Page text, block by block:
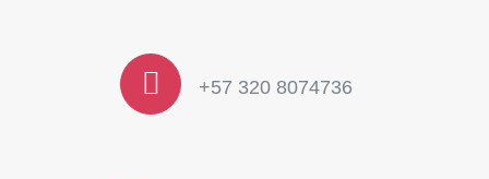
+57 320 8074736